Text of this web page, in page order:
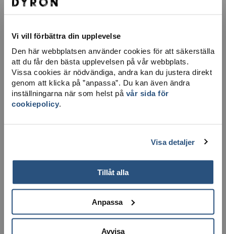
Vi vill förbättra din upplevelse
Den här webbplatsen använder cookies för att säkerställa
att du får den bästa upplevelsen på vår webbplats.
Vissa cookies är nödvändiga, andra kan du justera direkt
genom att klicka på ”anpassa”. Du kan även ändra
inställningarna när som helst på vår sida för
cookiepolicy.
Visa detaljer
Tillåt alla
Anpassa
Avvisa
LADDA NER KARTA